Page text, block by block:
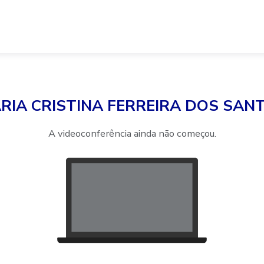
CRISTINA FERREIRA DOS
A videoconferência ainda não começou.